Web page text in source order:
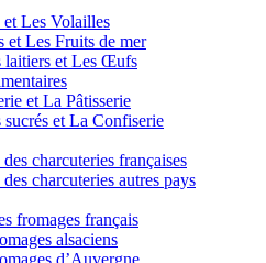
Les Volailles
et Les Fruits de mer
laitiers et Les Œufs
et La Pâtisserie
sucrés et La Confiserie
charcuteries françaises
charcuteries autres pays
fromages français
alsaciens